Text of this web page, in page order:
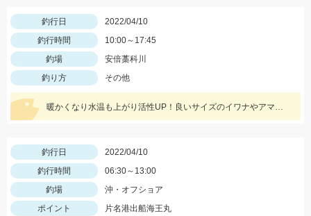
釣行日
2022/04/10
釣行時間
10:00～17:45
釣場
安倍藁科川
釣り方
その他
暖かくなり水温も上がり活性UP！良いサイズのイワナやアマゴ…釣れた時の嬉しさはひとしおです。イワナは太字の針使用。
釣行日
2022/04/10
釣行時間
06:30～13:00
釣場
沖・オフショア
ポイント
片名港出船海王丸